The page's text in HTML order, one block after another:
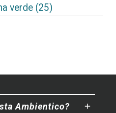
verde(25)
Ambientico?